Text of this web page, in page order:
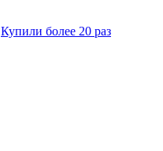
Купили более 20 раз